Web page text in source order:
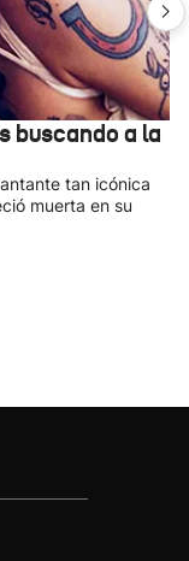
buscando a la
tan icónica
muerta en su